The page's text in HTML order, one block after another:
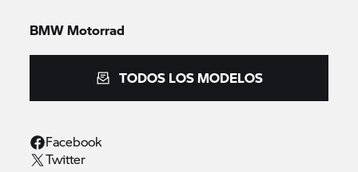
BMW Motorrad
TODOS LOS MODELOS
Facebook
Twitter